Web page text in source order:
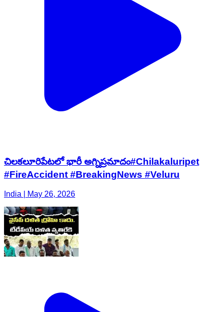
చిలకలూరిపేటలో భారీ అగ్నిప్రమాదం#Chilakaluripet
#FireAccident #BreakingNews #Veluru
India | May 26, 2026